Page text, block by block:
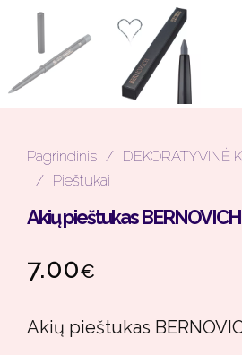
Pagrindinis / DEKORATYVINĖ
/ Pieštukai
Akių pieštukas BERNOVICH
7.00€
Akių pieštukas